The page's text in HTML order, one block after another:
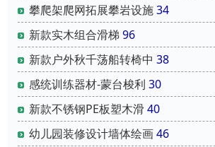
攀爬架爬网拓展攀岩设施34
新款实木组合滑梯 96
新款户外秋千荡船转椅中 38
感统训练器材-蒙台梭利 30
新款不锈钢PE板塑木滑40
幼儿园装修设计墙体绘画46